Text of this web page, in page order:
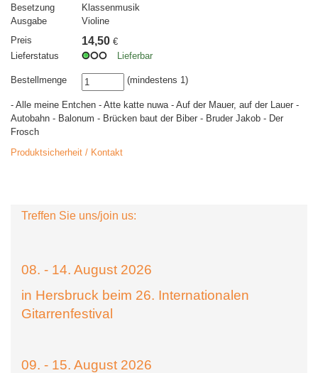
Besetzung
Klassenmusik
Ausgabe
Violine
Preis
14,50 €
Lieferstatus
Lieferbar
Bestellmenge (mindestens 1)
- Alle meine Entchen - Atte katte nuwa - Auf der Mauer, auf der Lauer -
Autobahn - Balonum - Brücken baut der Biber - Bruder Jakob - Der
Frosch
Produktsicherheit / Kontakt
Treffen Sie uns/join us:
08. - 14. August 2026
in Hersbruck beim 26. Internationalen
Gitarrenfestival
09. - 15. August 2026